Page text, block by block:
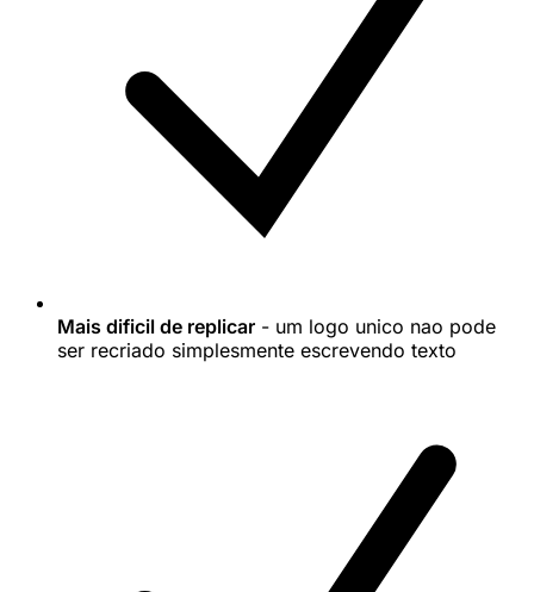
Mais dificil de replicar - um logo unico nao pode
ser recriado simplesmente escrevendo texto